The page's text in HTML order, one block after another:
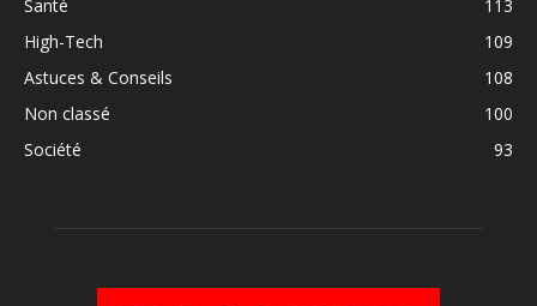
Santé
113
High-Tech
109
Astuces & Conseils
108
Non classé
100
Société
93